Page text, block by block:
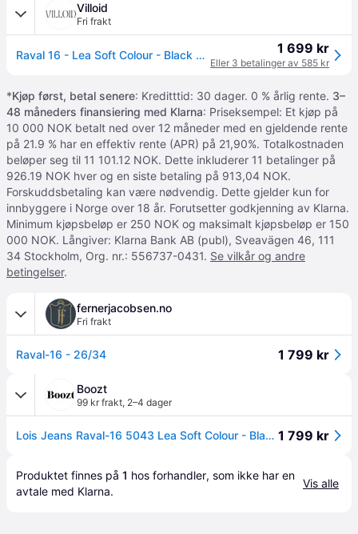
Villoid
Fri frakt
Raval 16 - Lea Soft Colour - Black W32/L34 1 699 kr
Eller 3 betalinger av 585 kr
*Kjøp først, betal senere: Kreditttid: 30 dager. 0 % årlig rente. 3–
48 måneders finansiering med Klarna: Priseksempel: Et kjøp på
10 000 NOK betalt ned over 12 måneder med en gjeldende rente
på 21.9 % har en effektiv rente (APR) på 21,90%. Totalkostnaden
beløper seg til 11 101.12 NOK. Dette inkluderer 11 betalinger på
926.19 NOK hver og en siste betaling på 913,04 NOK.
Forskuddsbetaling kan være nødvendig. Dette gjelder kun for
innbyggere i Norge over 18 år. Forutsetter godkjenning av Klarna.
Minimum kjøpsbeløp er 250 NOK og maksimalt kjøpsbeløp er 150
000 NOK. Långiver: Klarna Bank AB (publ), Sveavägen 46, 111
34 Stockholm, Org. nr.: 556737-0431. Se vilkår og andre
betingelser.
fernerjacobsen.no
Fri frakt
Raval-16 - 26/34 1 799 kr
Boozt
99 kr frakt, 2–4 dager
Lois Jeans Raval-16 5043 Lea Soft Colour - Black - 25 x 34 1 799 kr
Produktet finnes på 1 hos forhandler, som ikke har en
avtale med Klarna.
Vis alle